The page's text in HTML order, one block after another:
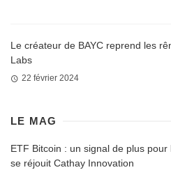
Le créateur de BAYC reprend les
Labs
22 février 2024
LE MAG
ETF Bitcoin : un signal de plus pour
se réjouit Cathay Innovation